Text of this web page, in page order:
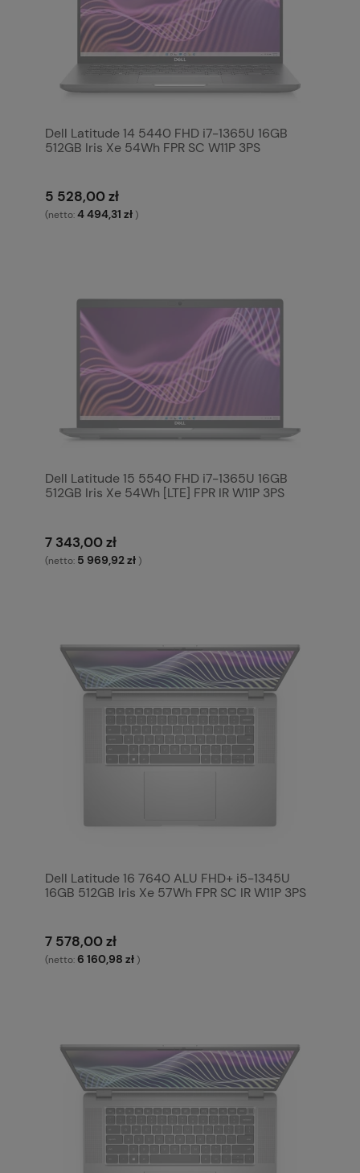
Dell Latitude 14 5440 FHD i7-1365U 16GB
512GB Iris Xe 54Wh FPR SC W11P 3PS
5 528,00 zł
(netto:4 494,31 zł )
Dell Latitude 15 5540 FHD i7-1365U 16GB
512GB Iris Xe 54Wh [LTE] FPR IR W11P 3PS
7 343,00 zł
(netto: 5 969,92 zł )
Dell Latitude 16 7640 ALU FHD+ i5-1345U
16GB 512GB Iris Xe 57Wh FPR SC IR W11P 3PS
7 578,00 zł
(netto:6 160,98 zł )